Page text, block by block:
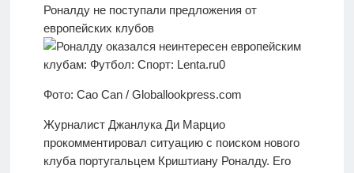
нас
Версия для
слабовидящих
Роналду не поступали предложения от
европейских клубов
Фото: Cao Can / Globallookpress.com
Журналист Джанлука Ди Марцио
прокомментировал ситуацию с поиском нового
клуба португальцем Криштиану Роналду. Его